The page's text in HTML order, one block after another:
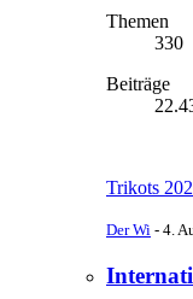
Themen
330
Beiträge
Trikots
Der Wi - 4.